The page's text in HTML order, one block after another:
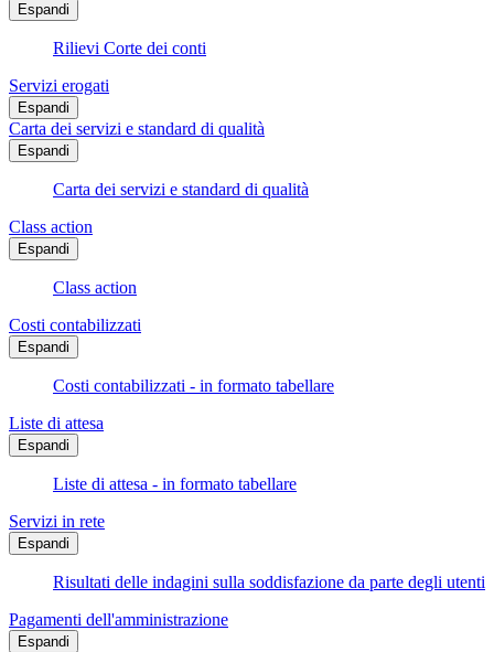
Espandi
Rilievi Corte dei conti
Servizi erogati
Espandi
Carta dei servizi e standard di qualità
Espandi
Carta dei servizi e standard di qualità
Class action
Espandi
Class action
Costi contabilizzati
Espandi
Costi contabilizzati - in formato tabellare
Liste di attesa
Espandi
Liste di attesa - in formato tabellare
Servizi in rete
Espandi
Risultati delle indagini sulla soddisfazione da parte degli utenti
Pagamenti dell'amministrazione
Espandi